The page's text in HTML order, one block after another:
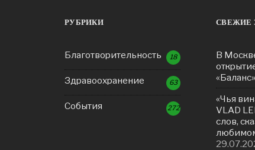
РУБРИКИ
Благотворительность 18
Здравоохранение 63
События 272
СВЕЖИЕ
В
«Баланс»
«Чья
VLAD
слов,